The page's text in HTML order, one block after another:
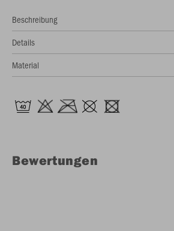
Beschreibung
Details
Material
Bewertungen